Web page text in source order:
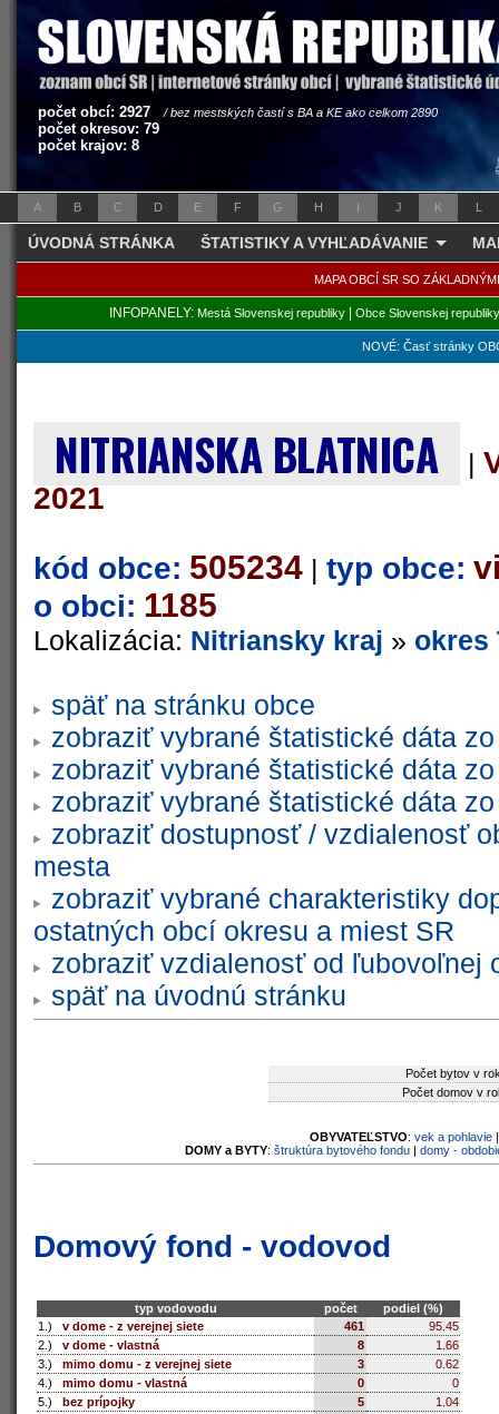
počet obcí: 2927 / bez mestských častí s BA a KE ako celkom 2890
počet okresov: 79
počet krajov: 8
A B C D E F G H I J K L
ÚVODNÁ STRÁNKA ŠTATISTIKY A VYHĽADÁVANIE
MAPA OBCÍ SR SO
INFOPANELY: Mestá Slovenskej republiky| Obce Slovenskej republiky
NOVÉ: Časť stránky
NITRIANSKA BLATNICA |
2021
kód obce: 505234 | typ obce:
o obci: 1185
Lokalizácia: Nitriansky kraj » okres
späť na stránku obce
zobraziť vybrané štatistické dáta
zobraziť vybrané štatistické dáta
zobraziť vybrané štatistické dáta
zobraziť dostupnosť / vzdialenosť
mesta
zobraziť vybrané charakteristiky
ostatných obcí okresu a miest SR
zobraziť vzdialenosť od ľubovoľnej
späť na úvodnú stránku
Počet bytov v
Počet domov v
OBYVATEĽSTVO: vek a pohlavie
DOMY a BYTY: štruktúra bytového fondu| domy -
Domový fond - vodovod
typ vodovodu počet
podiel (%)
1.)
v dome - z verejnej siete 461
95.45
2.)
v dome - vlastná 8
1.66
3.)
mimo domu - z verejnej siete 3
0.62
4.)
mimo domu - vlastná 0
0
5.)
bez prípojky 5
1.04